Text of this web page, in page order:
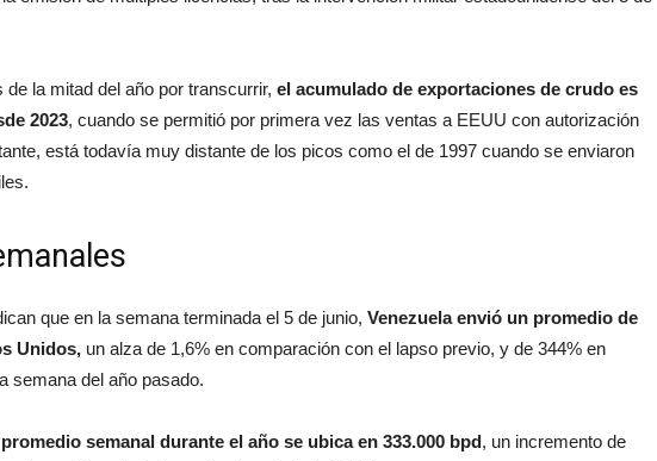
de la mitad del año por transcurrir, el acumulado de exportaciones de crudo es
2023, cuando se permitió por primera vez las ventas a EEUU con autorización
está todavía muy distante de los picos como el de 1997 cuando se enviaron
que en la semana terminada el 5 de junio, Venezuela envió un promedio de
Unidos, un alza de 1,6% en comparación con el lapso previo, y de 344% en
semana del año pasado.
semanal durante el año se ubica en 333.000 bpd, un incremento de